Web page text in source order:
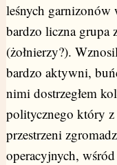
leśnych garnizonów
bardzo liczna grupa
(żołnierzy?).
bardzo aktywni,
nimi dostrzegłem
politycznego który z
przestrzeni
operacyjnych,